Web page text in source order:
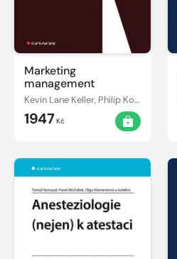
Marketing
management
Kevin Lane Keller, Philip Kotler
1947Kč